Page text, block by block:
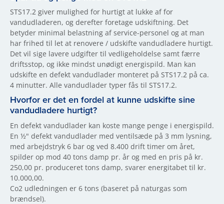
STS17.2 giver mulighed for hurtigt at lukke af for
vandudladeren, og derefter foretage udskiftning. Det
betyder minimal belastning af service-personel og at man
har frihed til let at renovere / udskifte vandudladere hurtigt.
Det vil sige lavere udgifter til vedligeholdelse samt færre
driftsstop, og ikke mindst unødigt energispild. Man kan
udskifte en defekt vandudlader monteret på STS17.2 på ca.
4 minutter. Alle vandudlader typer fås til STS17.2.
Hvorfor er det en fordel at kunne udskifte sine
vandudladere hurtigt?
En defekt vandudlader kan koste mange penge i energispild.
En ½" defekt vandudlader med ventilsæde på 3 mm lysning,
med arbejdstryk 6 bar og ved 8.400 drift timer om året,
spilder op mod 40 tons damp pr. år og med en pris på kr.
250,00 pr. produceret tons damp, svarer energitabet til kr.
10.000,00.
Co2 udledningen er 6 tons (baseret på naturgas som
brændsel).